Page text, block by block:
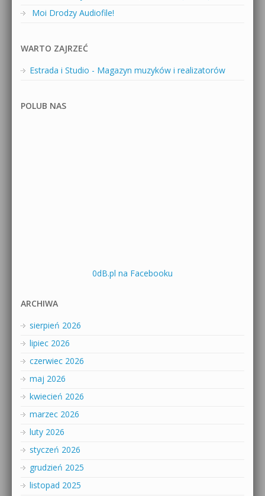
Moi Drodzy Audiofile!
WARTO ZAJRZEĆ
Estrada i Studio - Magazyn muzyków i realizatorów
POLUB NAS
0dB.pl na Facebooku
ARCHIWA
sierpień 2026
lipiec 2026
czerwiec 2026
maj 2026
kwiecień 2026
marzec 2026
luty 2026
styczeń 2026
grudzień 2025
listopad 2025